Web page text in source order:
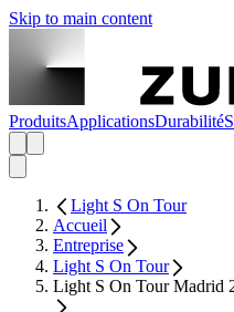
Skip to main content
ProduitsApplicationsDurabilité
Light S On Tour
Accueil
Entreprise
Light S On Tour
Light S On Tour Madrid